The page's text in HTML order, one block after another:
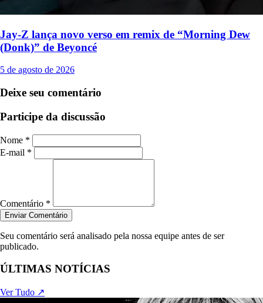
Jay-Z lança novo verso em remix de “Morning Dew
(Donk)” de Beyoncé
5 de agosto de 2026
Deixe seu comentário
Participe da discussão
Nome *
E-mail *
Comentário *
Enviar Comentário
Seu comentário será analisado pela nossa equipe antes de ser
publicado.
ÚLTIMAS NOTÍCIAS
Ver Tudo ↗